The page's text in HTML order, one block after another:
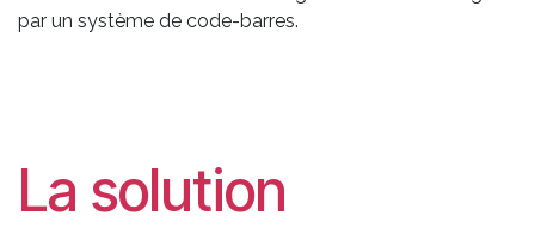
par un système de code-barres.
La solution